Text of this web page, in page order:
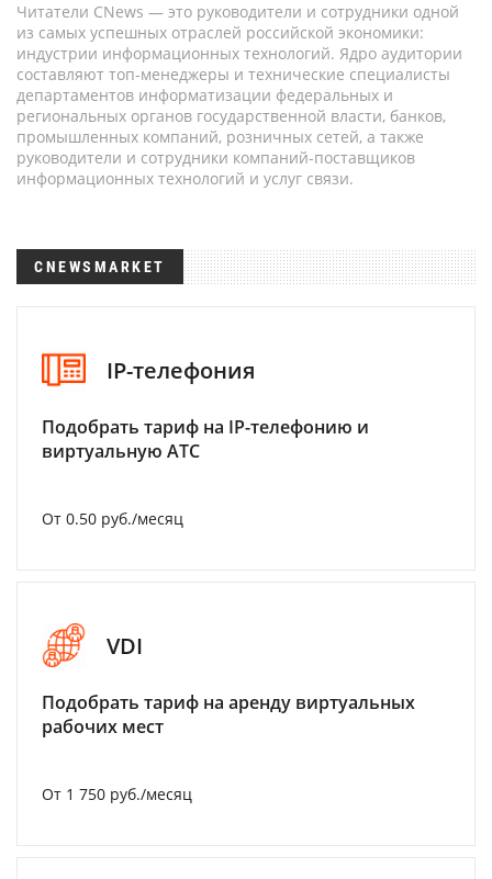
Читатели CNews — это руководители и сотрудники одной
из самых успешных отраслей российской экономики:
индустрии информационных технологий. Ядро аудитории
составляют топ-менеджеры и технические специалисты
департаментов информатизации федеральных и
региональных органов государственной власти, банков,
промышленных компаний, розничных сетей, а также
руководители и сотрудники компаний-поставщиков
информационных технологий и услуг связи.
CNEWSMARKET
IP-телефония
Подобрать тариф на IP-телефонию и
виртуальную АТС
От 0.50 руб./месяц
VDI
Подобрать тариф на аренду виртуальных
рабочих мест
От 1 750 руб./месяц